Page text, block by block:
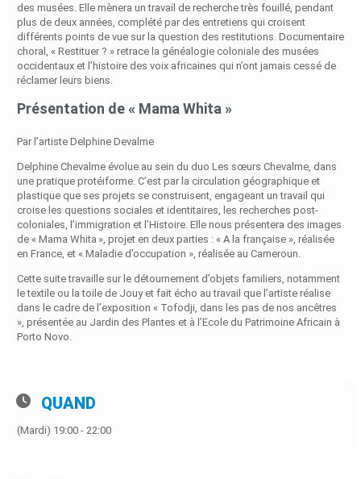
des musées. Elle mènera un travail de recherche très fouillé, pendant
plus de deux années, complété par des entretiens qui croisent
différents points de vue sur la question des restitutions. Documentaire
choral, « Restituer ? » retrace la généalogie coloniale des musées
occidentaux et l’histoire des voix africaines qui n’ont jamais cessé de
réclamer leurs biens.
Présentation de « Mama Whita »
Par l’artiste Delphine Devalme
Delphine Chevalme évolue au sein du duo Les sœurs Chevalme, dans
une pratique protéiforme. C’est par la circulation géographique et
plastique que ses projets se construisent, engageant un travail qui
croise les questions sociales et identitaires, les recherches post-
coloniales, l’immigration et l’Histoire. Elle nous présentera des images
de « Mama Whita », projet en deux parties : « A la française », réalisée
en France, et « Maladie d’occupation », réalisée au Cameroun.
Cette suite travaille sur le détournement d’objets familiers, notamment
le textile ou la toile de Jouy et fait écho au travail que l’artiste réalise
dans le cadre de l’exposition « Tofodji, dans les pas de nos ancêtres
», présentée au Jardin des Plantes et à l’Ecole du Patrimoine Africain à
Porto Novo.
QUAND
(Mardi) 19:00 - 22:00